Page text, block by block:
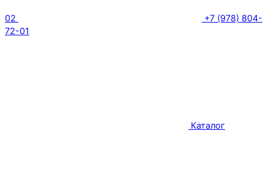
02
+7 (978) 804-
72-01
Каталог